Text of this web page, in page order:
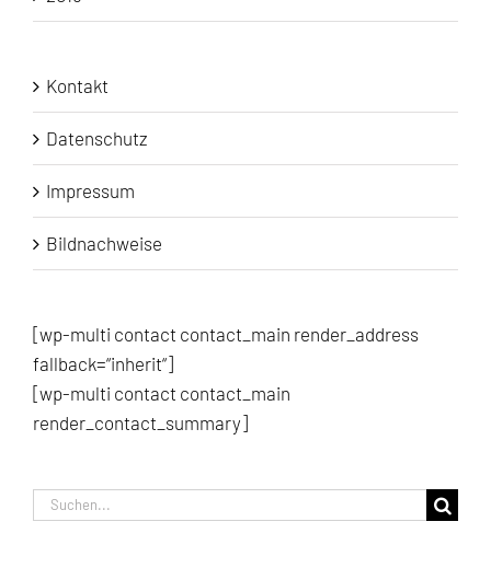
Kontakt
Datenschutz
Impressum
Bildnachweise
[wp-multi contact contact_main render_address
fallback=“inherit“]
[wp-multi contact contact_main
render_contact_summary]
Suche